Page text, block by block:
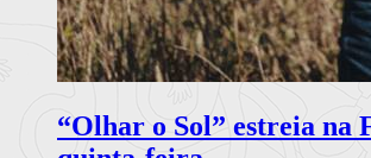
“Olhar o Sol” estreia na